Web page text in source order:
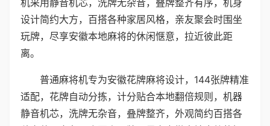
设计简约大方，百搭各种家居风格，亲友聚会时围坐
玩牌，尽享安徽本地麻将的休闲惬意，拉近彼此距
离。
普通麻将机专为安徽花牌麻将设计，144张牌精准
适配，花牌自动分拣，计分贴合本地翻倍规则，机器
静音机芯，洗牌无杂音，叠牌整齐，外观简约百搭各